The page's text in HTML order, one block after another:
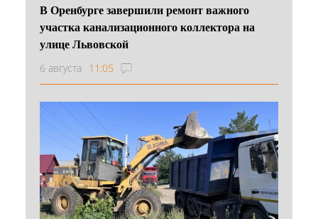
В Оренбурге завершили ремонт важного
участка канализационного коллектора на
улице Львовской
6 августа 11:05